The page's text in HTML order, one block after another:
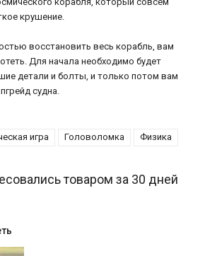
крушение.
восстановить весь корабль, вам
Для начала необходимо будет
детали и болты, и только потом вам
судна.
игра Головоломка Физика
товаром за 30 дней